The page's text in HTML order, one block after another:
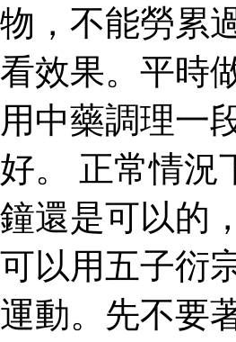
物，不能勞累
看效果。平時
用中藥調理一
好。 正常情況
鐘還是可以的
可以用五子衍
運動。先不要